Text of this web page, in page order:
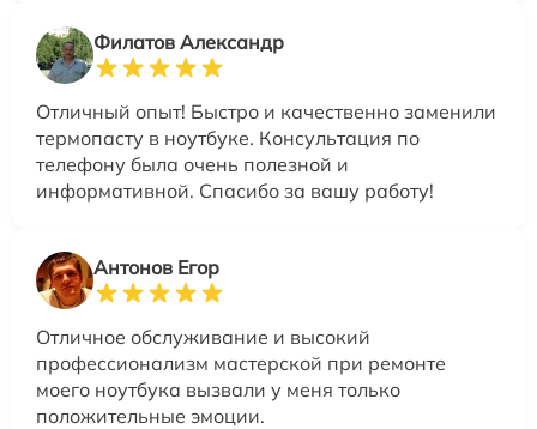
Филатов Александр
Отличный опыт! Быстро и качественно заменили
термопасту в ноутбуке. Консультация по
телефону была очень полезной и
информативной. Спасибо за вашу работу!
Антонов Егор
Отличное обслуживание и высокий
профессионализм мастерской при ремонте
моего ноутбука вызвали у меня только
положительные эмоции.